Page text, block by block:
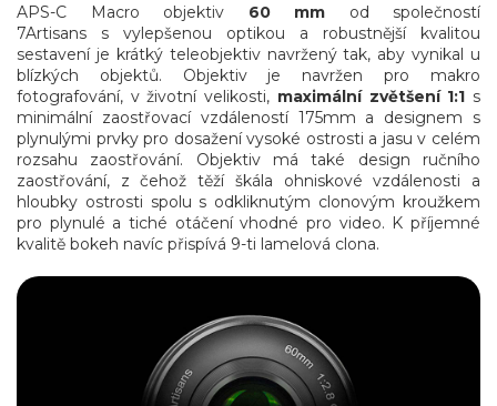
APS-C Macro objektiv 60 mm od společností
7Artisans s vylepšenou optikou a robustnější kvalitou
sestavení je krátký teleobjektiv navržený tak, aby vynikal u
blízkých objektů. Objektiv je navržen pro makro
fotografování, v životní velikosti, maximální zvětšení 1:1 s
minimální zaostřovací vzdáleností 175mm a designem s
plynulými prvky pro dosažení vysoké ostrosti a jasu v celém
rozsahu zaostřování. Objektiv má také design ručního
zaostřování, z čehož těží škála ohniskové vzdálenosti a
hloubky ostrosti spolu s odkliknutým clonovým kroužkem
pro plynulé a tiché otáčení vhodné pro video. K příjemné
kvalitě bokeh navíc přispívá 9-ti lamelová clona.